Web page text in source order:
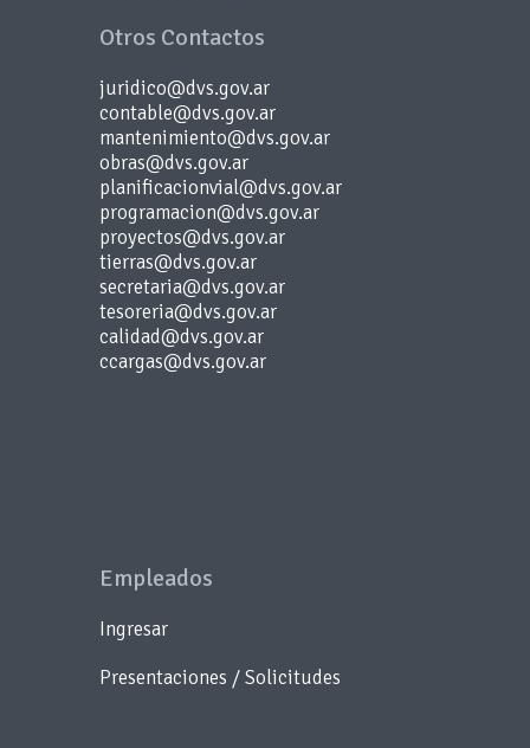
Otros Contactos
juridico@dvs.gov.ar
contable@dvs.gov.ar
mantenimiento@dvs.gov.ar
obras@dvs.gov.ar
planificacionvial@dvs.gov.ar
programacion@dvs.gov.ar
proyectos@dvs.gov.ar
tierras@dvs.gov.ar
secretaria@dvs.gov.ar
tesoreria@dvs.gov.ar
calidad@dvs.gov.ar
ccargas@dvs.gov.ar
Empleados
Ingresar
Presentaciones / Solicitudes